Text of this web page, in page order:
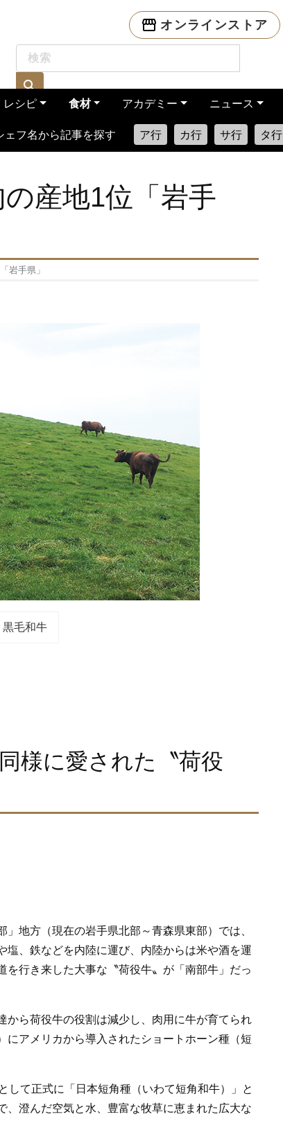
オンラインストア
レシピ 食材 アカデミー ニュース
ェフ名から記事を探す ア行 カ行 サ行 タ行
産地1位「岩手
岩手県」
黒毛和牛
様に愛された〝荷役
地方（現在の岩手県北部～青森県東部）では、
塩、鉄などを内陸に運び、内陸からは米や酒を運
行き来した大事な〝荷役牛〟が「南部牛」だっ
から荷役牛の役割は減少し、肉用に牛が育てられ
にアメリカから導入されたショートホーン種（短
して正式に「日本短角種（いわて短角和牛）」と
澄んだ空気と水、豊富な牧草に恵まれた広大な